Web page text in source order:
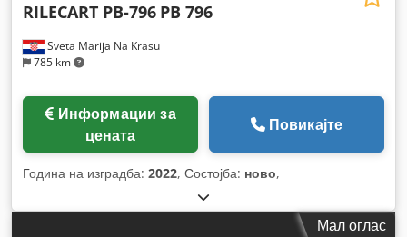
Sveta Marija Na Krasu
785 km
RILECART PB-796 PB 796
цената
Повикајте
Година на изградба: 2022, Состојба: ново,
Мал оглас